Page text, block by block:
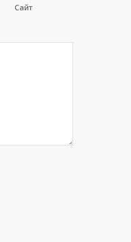
Сайт